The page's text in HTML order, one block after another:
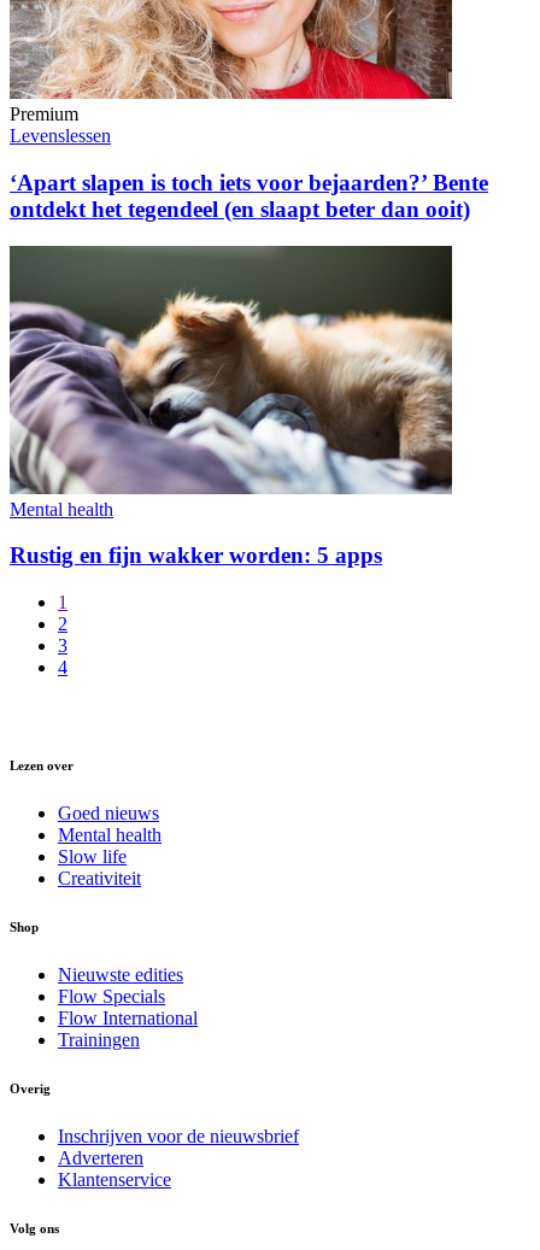
Premium
Levenslessen
‘Apart slapen is toch iets voor bejaarden?’ Bente
ontdekt het tegendeel (en slaapt beter dan ooit)
Mental health
Rustig en fijn wakker worden: 5 apps
1
2
3
4
Lezen over
Goed nieuws
Mental health
Slow life
Creativiteit
Shop
Nieuwste edities
Flow Specials
Flow International
Trainingen
Overig
Inschrijven voor de nieuwsbrief
Adverteren
Klantenservice
Volg ons